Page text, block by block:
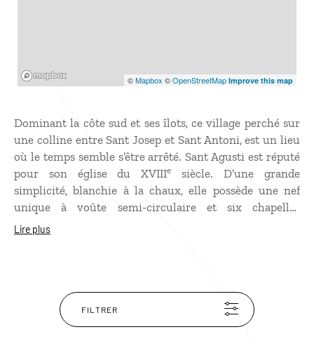
©Mapbox ©OpenStreetMap Improve this map
Dominant la côte sud et ses îlots, ce village perché sur
une colline entre Sant Josep et Sant Antoni, est un lieu
où le temps semble s’être arrêté. Sant Agusti est réputé
pour son église du XVIIIe
siècle. D’une grande
simplicité, blanchie à la chaux, elle possède une nef
unique à voûte semi-circulaire et six chapelles
latérales. Autour, les maisons à l’architecture
Lire plus
FILTRER